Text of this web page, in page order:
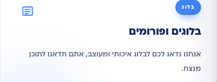
בלוג
בלוגים ופורומים
אנחנו נדאג לכם לבלוג איכותי ומעוצב, אתם תדאגו לתוכן
מנצח.